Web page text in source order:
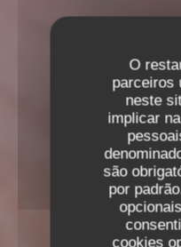
O
parceiros
neste
implicar
são
por
cookies